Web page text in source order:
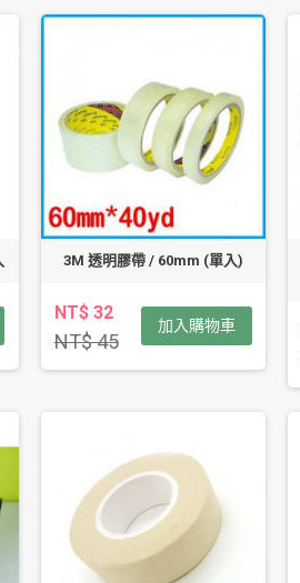
3M 透明膠帶 / 60mm (單入)
NT$ 32
NT$ 45
加入購物車